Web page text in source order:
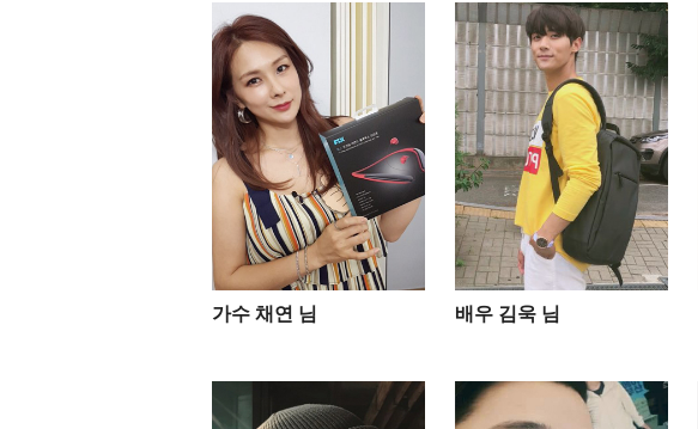
가수 채연 님 배우 김욱 님​